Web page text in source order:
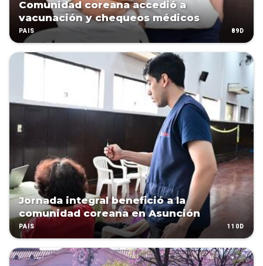
Comunidad coreana accedió a
vacunación y chequeos médicos
PAÍS 89D
Jornada integral benefició a la
comunidad coreana en Asunción
PAÍS 110D